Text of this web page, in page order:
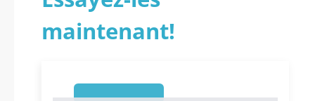
maintenant!